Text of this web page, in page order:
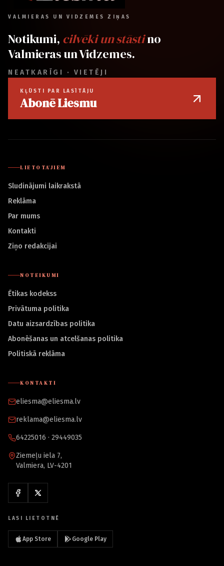
VALMIERAS UN VIDZEMES ZIŅAS
Notikumi, cilvēki un stāstino
Valmieras un Vidzemes.
NEATKARĪGI · VIETĒJI
KĻŪSTI PAR LASĪTĀJU
Abonē Liesmu
LIETOTĀJIEM
Sludinājumi laikrakstā
Reklāma
Par mums
Kontakti
Ziņo redakcijai
NOTEIKUMI
Ētikas kodekss
Privātuma politika
Datu aizsardzības politika
Abonēšanas un atcelšanas politika
Politiskā reklāma
KONTAKTI
eliesma@eliesma.lv
reklama@eliesma.lv
64225016 · 29449035
Ziemeļu iela 7,
Valmiera, LV-4201
LASI LIETOTNĒ
App Store Google Play